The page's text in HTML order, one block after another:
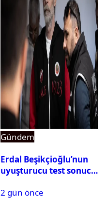
Gündem
Erdal Beşikçioğlu’nun
uyuşturucu test sonucu
2 gün önce